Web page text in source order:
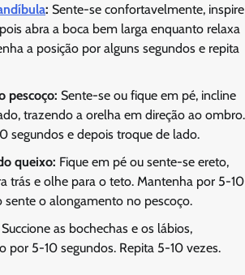
: Sente-se confortavelmente, inspire
abra a boca bem larga enquanto relaxa
a posição por alguns segundos e repita
pescoço: Sente-se ou fique em pé, incline
trazendo a orelha em direção ao ombro.
segundos e depois troque de lado.
queixo: Fique em pé ou sente-se ereto,
trás e olhe para o teto. Mantenha por 5-10
sente o alongamento no pescoço.
Succione as bochechas e os lábios,
por 5-10 segundos. Repita 5-10 vezes.